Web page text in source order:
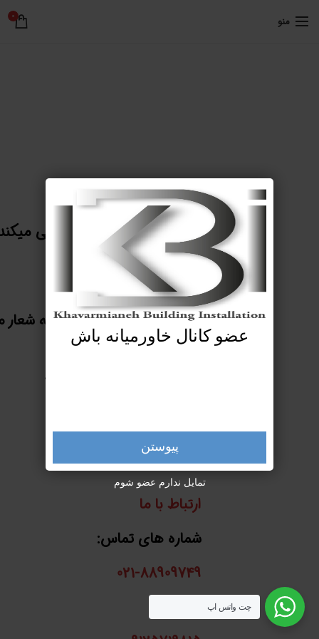
منو 0
درباره ما
ملزومات ساختمانی خاورمیانه سعی
محصولات را با نهایت
کیفیت به مشتریان ارائه نماید.
ارائه خدمات پیشتاز امضا بزرگی به شعار
خاورمیانه یعنی
“ما باهم خواهیم ساخت” میباشد.
ارتباط با ما
شماره های تماس:
021-88909749
عضو کانال خاورمیانه باش
پیوستن
تمایل ندارم عضو شوم
چت واتس اپ